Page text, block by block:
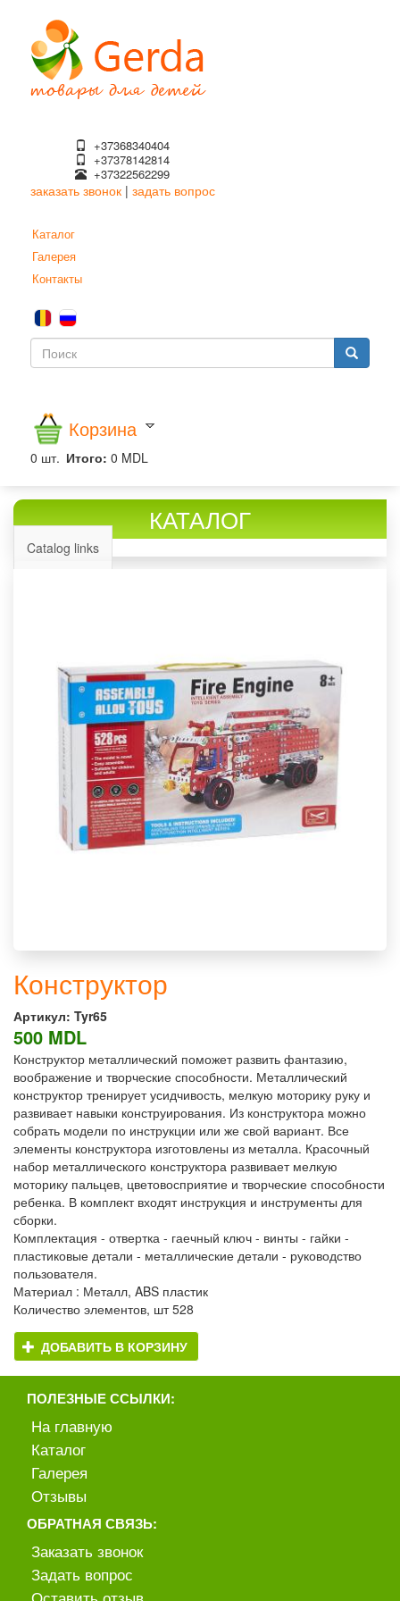
основному
содержанию
+37368340404
+37378142814
+37322562299
заказать звонок | задать вопрос
Каталог
Галерея
Контакты
Форма
Корзина
0 шт. Итого: 0 MDL
КАТАЛОГ
Catalog links
Конструктор
Артикул: Tyr65
500 MDL
Конструктор металлический поможет развить фантазию,
воображение и творческие способности. Металлический
конструктор тренирует усидчивость, мелкую моторику руку и
развивает навыки конструирования. Из конструктора можно
собрать модели по инструкции или же свой вариант. Все
элементы конструктора изготовлены из металла. Красочный
набор металлического конструктора развивает мелкую
моторику пальцев, цветовосприятие и творческие способности
ребенка. В комплект входят инструкция и инструменты для
сборки.
Комплектация - отвертка - гаечный ключ - винты - гайки -
пластиковые детали - металлические детали - руководство
пользователя.
Материал : Металл, ABS пластик
Количество элементов, шт 528
ДОБАВИТЬ В КОРЗИНУ
ПОЛЕЗНЫЕ ССЫЛКИ:
На главную
Каталог
Галерея
Отзывы
ОБРАТНАЯ СВЯЗЬ:
Заказать звонок
Задать вопрос